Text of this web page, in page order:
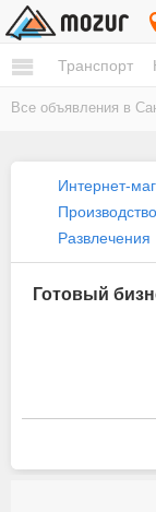
Транспорт
Все объявления в
Интернет-
Производство
Развлечения
Готовый